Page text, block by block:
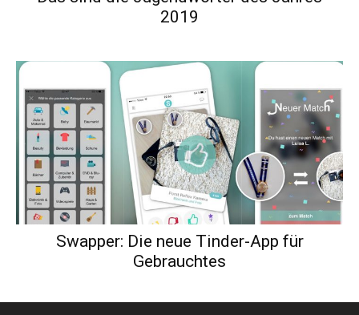
2019
Swapper: Die neue Tinder-App für
Gebrauchtes